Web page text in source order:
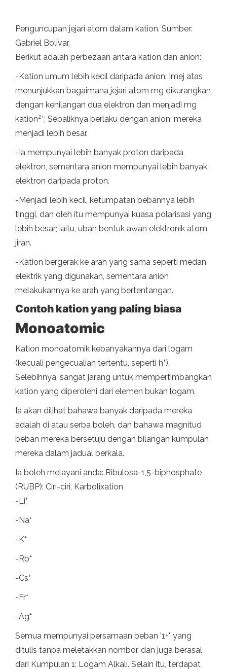
Penguncupan jejari atom dalam kation. Sumber:
Gabriel Bolívar.
Berikut adalah perbezaan antara kation dan anion:
-Kation umum lebih kecil daripada anion. Imej atas
menunjukkan bagaimana jejari atom mg dikurangkan
dengan kehilangan dua elektron dan menjadi mg
kation2+; Sebaliknya berlaku dengan anion: mereka
menjadi lebih besar.
-Ia mempunyai lebih banyak proton daripada
elektron, sementara anion mempunyai lebih banyak
elektron daripada proton.
-Menjadi lebih kecil, ketumpatan bebannya lebih
tinggi, dan oleh itu mempunyai kuasa polarisasi yang
lebih besar; iaitu, ubah bentuk awan elektronik atom
jiran.
-Kation bergerak ke arah yang sama seperti medan
elektrik yang digunakan, sementara anion
melakukannya ke arah yang bertentangan.
Contoh kation yang paling biasa
Monoatomic
Kation monoatomik kebanyakannya dari logam
(kecuali pengecualian tertentu, seperti h+).
Selebihnya, sangat jarang untuk mempertimbangkan
kation yang diperolehi dari elemen bukan logam.
Ia akan dilihat bahawa banyak daripada mereka
adalah di atau serba boleh, dan bahawa magnitud
beban mereka bersetuju dengan bilangan kumpulan
mereka dalam jadual berkala.
Ia boleh melayani anda: Ribulosa-1,5-biphosphate
(RUBP): Ciri-ciri, Karbolixation
-Li+
-Na+
-K+
-Rb+
-Cs+
-Fr+
-Ag+
Semua mempunyai persamaan beban '1+', yang
ditulis tanpa meletakkan nombor, dan juga berasal
dari Kumpulan 1: Logam Alkali. Selain itu, terdapat